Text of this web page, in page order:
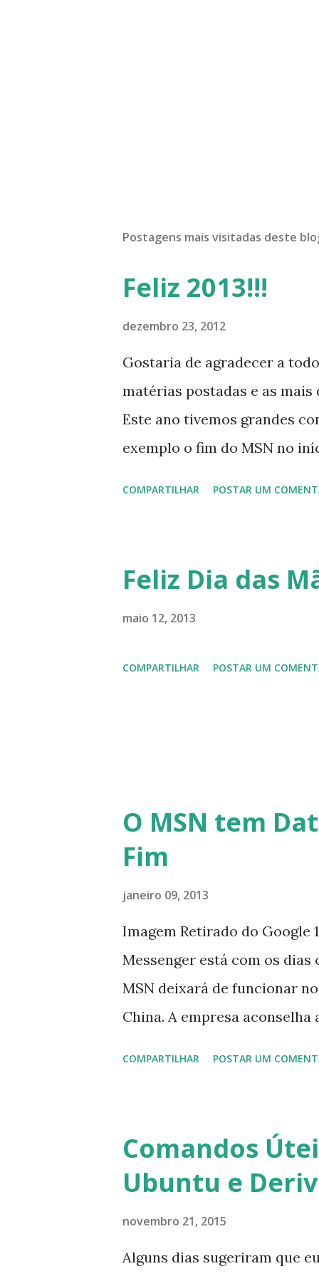
Postagens mais visitadas deste
Feliz 2013!!!
dezembro 23, 2012
Gostaria de agradecer a
matérias postadas e as
Este ano tivemos grandes
exemplo o fim do MSN no
Latinoware, a Microsoft
lançamento do Windows 8 e
em 2013 possamos estar
COMPARTILHAR POSTAR UM
Feliz Dia das
maio 12, 2013
COMPARTILHAR POSTAR UM
O MSN tem
Fim
janeiro 09, 2013
Imagem Retirado do Google
Messenger está com os
MSN deixará de funcionar
China. A empresa
notificação). Acho o Skype
muitos profissionais de TI) ,
sempre existem outras
COMPARTILHAR POSTAR UM
Comandos
Ubuntu e
novembro 21, 2015
Alguns dias sugeriram que